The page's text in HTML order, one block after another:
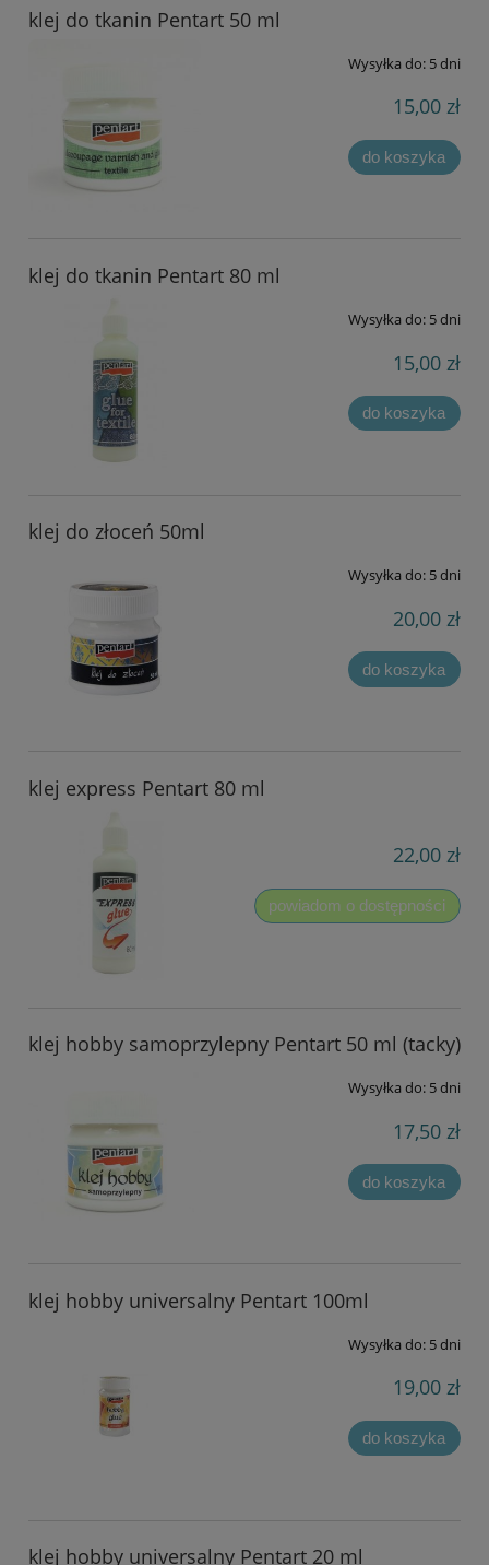
klej do tkanin Pentart 50 ml
Wysyłka do: 5 dni
15,00 zł
do koszyka
klej do tkanin Pentart 80 ml
Wysyłka do: 5 dni
15,00 zł
do koszyka
klej do złoceń 50ml
Wysyłka do: 5 dni
20,00 zł
do koszyka
klej express Pentart 80 ml
22,00 zł
powiadom o dostępności
klej hobby samoprzylepny Pentart 50 ml (tacky)
Wysyłka do: 5 dni
17,50 zł
do koszyka
klej hobby universalny Pentart 100ml
Wysyłka do: 5 dni
19,00 zł
do koszyka
klej hobby universalny Pentart 20 ml